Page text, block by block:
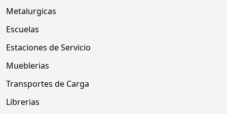
Metalurgicas
Escuelas
Estaciones de Servicio
Mueblerias
Transportes de Carga
Librerias